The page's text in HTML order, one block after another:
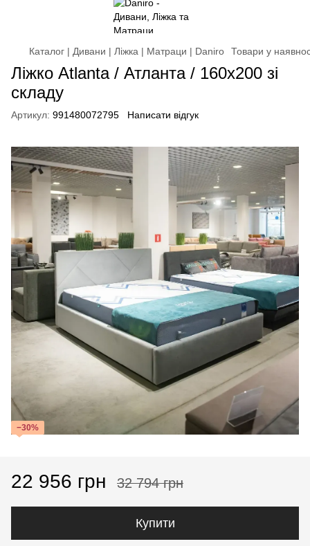
Каталог | Дивани | Ліжка | Матраци | Daniro Товари у
Ліжко Atlanta / Атланта / 160х200 зі
складу
Артикул: 991480072795 Написати відгук
−30%
22 956 грн 32 794 грн
Купити